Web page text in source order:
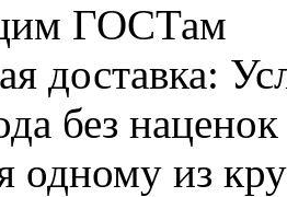
ГОСТам
доставка:
без
одному из